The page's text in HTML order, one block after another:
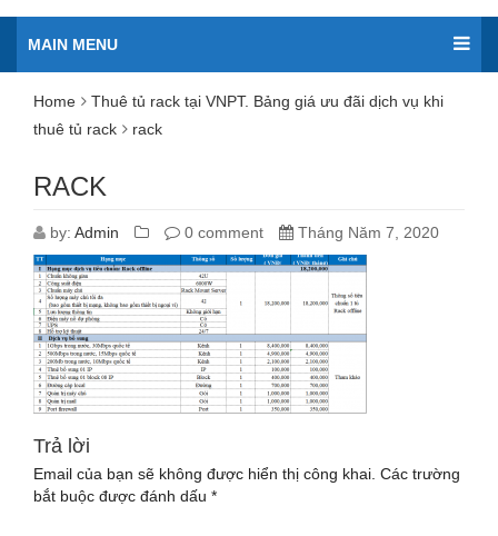
MAIN MENU
Home
Thuê tủ rack tại VNPT. Bảng giá ưu đãi dịch vụ khi
thuê tủ rack
rack
RACK
by: Admin 0 comment Tháng Năm 7, 2020
Trả lời
Email của bạn sẽ không được hiển thị công khai. Các trường
bắt buộc được đánh dấu *